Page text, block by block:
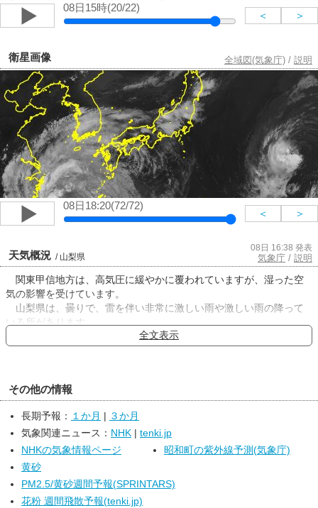
08日15時(20/22)
＜ ＞
衛星画像 全域図(気象庁) / 説明
08日18:20(72/72)
＜ ＞
天気概況 / 山梨県
08日 16:38 発表
気象庁 / 説明
関東甲信地方は、高気圧に緩やかに覆われていますが、湿った空
気の影響を受けています。
山梨県は、曇りで、雷を伴い非常に激しい雨や激しい雨の降って
いる所があります。
８日は、気圧の谷や湿った空気の影響を受ける見込みです。この
９日は、高気圧に緩やかに覆われますが、気圧の谷や湿った空気
ますが、昼過ぎから雷を伴った激しい雨の降る所があるでしょう。
全文表示
その他の情報
長期予報： １か月
３か月
気象関連ニュース： NHK
tenki.jp
NHKの気象情報ページ
昭和町の紫外線予測(気象庁)
黄砂
PM2.5/黄砂週間予報(SPRINTARS)
花粉 週間飛散予報(tenki.jp)